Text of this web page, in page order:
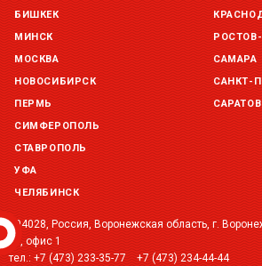
Склад Казань (г. Казань, ул. Родины, д.
остаток:под заказ
Склад Краснодар (г. Краснодар, ул.
остаток:под заказ
Склад Уфа (г. Уфа, ул. Центральная, д.
остаток:под заказ
БИШКЕК
МИНСК
МОСКВА
НОВОСИБИРСК
ПЕРМЬ
САМАРА
САНКТ-
САРАТОВ
СИМФЕРОПОЛЬ
СТАВРОПОЛЬ
УФА
ЧЕЛЯБИНСК
394028, Россия, Воронежская область, г.
2Г, офис 1
тел.:+7 (473) 233-35-77
+7 (473) 234-44-44